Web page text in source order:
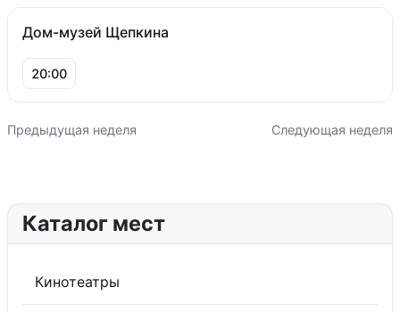
Дом-музей Щепкина
20:00
Предыдущая неделя Следующая неделя
Каталог мест
Кинотеатры